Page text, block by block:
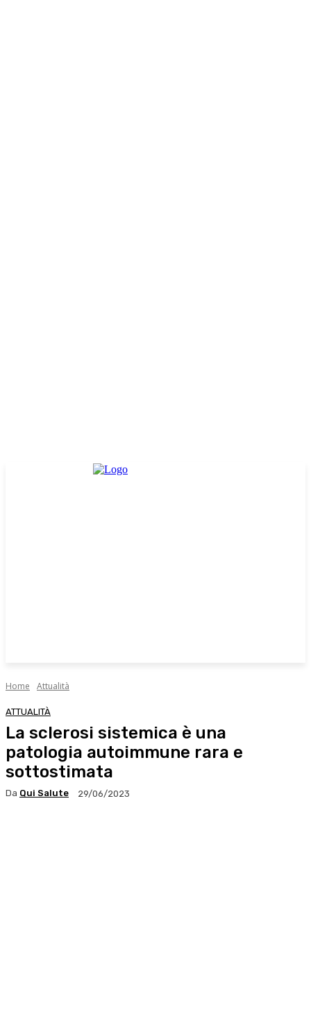
Home Attualità
ATTUALITÀ
La sclerosi sistemica è una
patologia autoimmune rara e
sottostimata
Da Qui Salute 29/06/2023